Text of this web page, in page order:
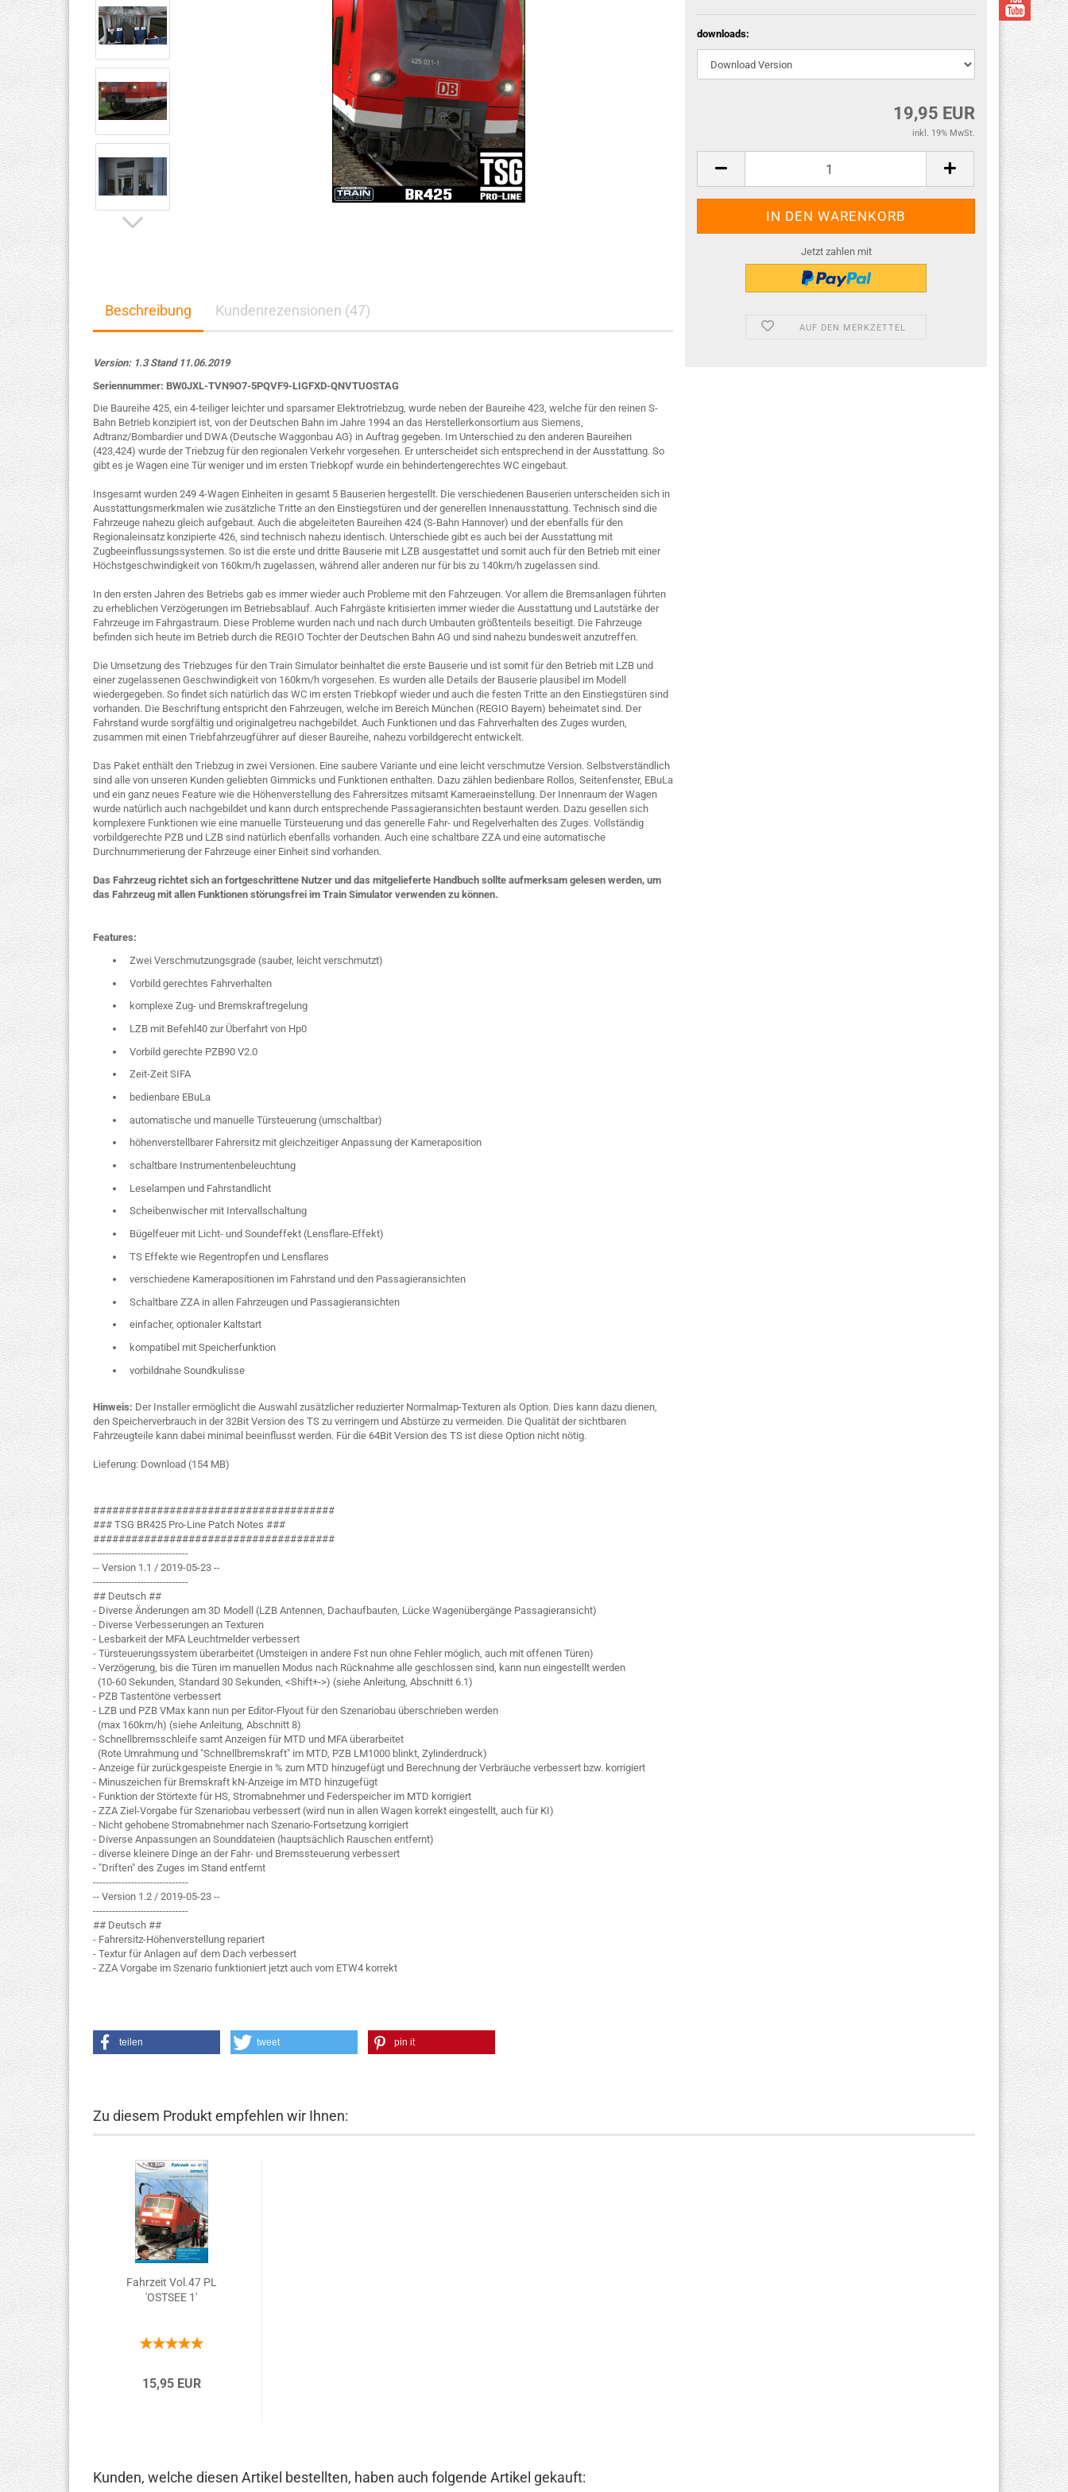
downloads:
19,95 EUR
inkl. 19% MwSt.
Jetzt zahlen mit
AUF DEN MERKZETTEL
Beschreibung Kundenrezensionen (47)
Version: 1.3 Stand 11.06.2019
Seriennummer: BW0JXL-TVN9O7-5PQVF9-LIGFXD-QNVTUOSTAG
Die Baureihe 425, ein 4-teiliger leichter und sparsamer Elektrotriebzug, wurde neben der Baureihe 423, welche für den reinen S-
Bahn Betrieb konzipiert ist, von der Deutschen Bahn im Jahre 1994 an das Herstellerkonsortium aus Siemens,
Adtranz/Bombardier und DWA (Deutsche Waggonbau AG) in Auftrag gegeben. Im Unterschied zu den anderen Baureihen
(423,424) wurde der Triebzug für den regionalen Verkehr vorgesehen. Er unterscheidet sich entsprechend in der Ausstattung. So
gibt es je Wagen eine Tür weniger und im ersten Triebkopf wurde ein behindertengerechtes WC eingebaut.
Insgesamt wurden 249 4-Wagen Einheiten in gesamt 5 Bauserien hergestellt. Die verschiedenen Bauserien unterscheiden sich in
Ausstattungsmerkmalen wie zusätzliche Tritte an den Einstiegstüren und der generellen Innenausstattung. Technisch sind die
Fahrzeuge nahezu gleich aufgebaut. Auch die abgeleiteten Baureihen 424 (S-Bahn Hannover) und der ebenfalls für den
Regionaleinsatz konzipierte 426, sind technisch nahezu identisch. Unterschiede gibt es auch bei der Ausstattung mit
Zugbeeinflussungssystemen. So ist die erste und dritte Bauserie mit LZB ausgestattet und somit auch für den Betrieb mit einer
Höchstgeschwindigkeit von 160km/h zugelassen, während aller anderen nur für bis zu 140km/h zugelassen sind.
In den ersten Jahren des Betriebs gab es immer wieder auch Probleme mit den Fahrzeugen. Vor allem die Bremsanlagen führten
zu erheblichen Verzögerungen im Betriebsablauf. Auch Fahrgäste kritisierten immer wieder die Ausstattung und Lautstärke der
Fahrzeuge im Fahrgastraum. Diese Probleme wurden nach und nach durch Umbauten größtenteils beseitigt. Die Fahrzeuge
befinden sich heute im Betrieb durch die REGIO Tochter der Deutschen Bahn AG und sind nahezu bundesweit anzutreffen.
Die Umsetzung des Triebzuges für den Train Simulator beinhaltet die erste Bauserie und ist somit für den Betrieb mit LZB und
einer zugelassenen Geschwindigkeit von 160km/h vorgesehen. Es wurden alle Details der Bauserie plausibel im Modell
wiedergegeben. So findet sich natürlich das WC im ersten Triebkopf wieder und auch die festen Tritte an den Einstiegstüren sind
vorhanden. Die Beschriftung entspricht den Fahrzeugen, welche im Bereich München (REGIO Bayern) beheimatet sind. Der
Fahrstand wurde sorgfältig und originalgetreu nachgebildet. Auch Funktionen und das Fahrverhalten des Zuges wurden,
zusammen mit einen Triebfahrzeugführer auf dieser Baureihe, nahezu vorbildgerecht entwickelt.
Das Paket enthält den Triebzug in zwei Versionen. Eine saubere Variante und eine leicht verschmutze Version. Selbstverständlich
sind alle von unseren Kunden geliebten Gimmicks und Funktionen enthalten. Dazu zählen bedienbare Rollos, Seitenfenster, EBuLa
und ein ganz neues Feature wie die Höhenverstellung des Fahrersitzes mitsamt Kameraeinstellung. Der Innenraum der Wagen
wurde natürlich auch nachgebildet und kann durch entsprechende Passagieransichten bestaunt werden. Dazu gesellen sich
komplexere Funktionen wie eine manuelle Türsteuerung und das generelle Fahr- und Regelverhalten des Zuges. Vollständig
vorbildgerechte PZB und LZB sind natürlich ebenfalls vorhanden. Auch eine schaltbare ZZA und eine automatische
Durchnummerierung der Fahrzeuge einer Einheit sind vorhanden.
Das Fahrzeug richtet sich an fortgeschrittene Nutzer und das mitgelieferte Handbuch sollte aufmerksam gelesen werden, um
das Fahrzeug mit allen Funktionen störungsfrei im Train Simulator verwenden zu können.
Features:
Zwei Verschmutzungsgrade (sauber, leicht verschmutzt)
Vorbild gerechtes Fahrverhalten
komplexe Zug- und Bremskraftregelung
LZB mit Befehl40 zur Überfahrt von Hp0
Vorbild gerechte PZB90 V2.0
Zeit-Zeit SIFA
bedienbare EBuLa
automatische und manuelle Türsteuerung (umschaltbar)
höhenverstellbarer Fahrersitz mit gleichzeitiger Anpassung der Kameraposition
schaltbare Instrumentenbeleuchtung
Leselampen und Fahrstandlicht
Scheibenwischer mit Intervallschaltung
Bügelfeuer mit Licht- und Soundeffekt (Lensflare-Effekt)
TS Effekte wie Regentropfen und Lensflares
verschiedene Kamerapositionen im Fahrstand und den Passagieransichten
Schaltbare ZZA in allen Fahrzeugen und Passagieransichten
einfacher, optionaler Kaltstart
kompatibel mit Speicherfunktion
vorbildnahe Soundkulisse
Hinweis: Der Installer ermöglicht die Auswahl zusätzlicher reduzierter Normalmap-Texturen als Option. Dies kann dazu dienen,
den Speicherverbrauch in der 32Bit Version des TS zu verringern und Abstürze zu vermeiden. Die Qualität der sichtbaren
Fahrzeugteile kann dabei minimal beeinflusst werden. Für die 64Bit Version des TS ist diese Option nicht nötig.
Lieferung: Download (154 MB)
######################################
### TSG BR425 Pro-Line Patch Notes ###
######################################
------------------------------
-- Version 1.1 / 2019-05-23 --
------------------------------
## Deutsch ##
- Diverse Änderungen am 3D Modell (LZB Antennen, Dachaufbauten, Lücke Wagenübergänge Passagieransicht)
- Diverse Verbesserungen an Texturen
- Lesbarkeit der MFA Leuchtmelder verbessert
- Türsteuerungssystem überarbeitet (Umsteigen in andere Fst nun ohne Fehler möglich, auch mit offenen Türen)
- Verzögerung, bis die Türen im manuellen Modus nach Rücknahme alle geschlossen sind, kann nun eingestellt werden
(10-60 Sekunden, Standard 30 Sekunden, <Shift+->) (siehe Anleitung, Abschnitt 6.1)
- PZB Tastentöne verbessert
- LZB und PZB VMax kann nun per Editor-Flyout für den Szenariobau überschrieben werden
(max 160km/h) (siehe Anleitung, Abschnitt 8)
- Schnellbremsschleife samt Anzeigen für MTD und MFA überarbeitet
(Rote Umrahmung und "Schnellbremskraft" im MTD, PZB LM1000 blinkt, Zylinderdruck)
- Anzeige für zurückgespeiste Energie in % zum MTD hinzugefügt und Berechnung der Verbräuche verbessert bzw. korrigiert
- Minuszeichen für Bremskraft kN-Anzeige im MTD hinzugefügt
- Funktion der Störtexte für HS, Stromabnehmer und Federspeicher im MTD korrigiert
- ZZA Ziel-Vorgabe für Szenariobau verbessert (wird nun in allen Wagen korrekt eingestellt, auch für KI)
- Nicht gehobene Stromabnehmer nach Szenario-Fortsetzung korrigiert
- Diverse Anpassungen an Sounddateien (hauptsächlich Rauschen entfernt)
- diverse kleinere Dinge an der Fahr- und Bremssteuerung verbessert
- "Driften" des Zuges im Stand entfernt
------------------------------
-- Version 1.2 / 2019-05-23 --
------------------------------
## Deutsch ##
- Fahrersitz-Höhenverstellung repariert
- Textur für Anlagen auf dem Dach verbessert
- ZZA Vorgabe im Szenario funktioniert jetzt auch vom ETW4 korrekt
teilen tweet pin it
Zu diesem Produkt empfehlen wir Ihnen:
Fahrzeit Vol.47 PL
'OSTSEE 1'
15,95 EUR
Kunden, welche diesen Artikel bestellten, haben auch folgende Artikel gekauft: